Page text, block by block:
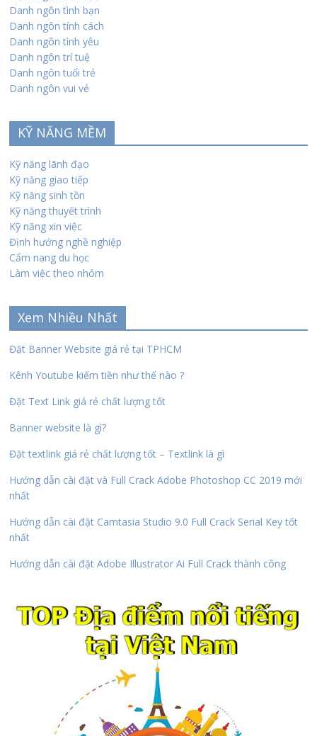
Danh ngôn tình bạn
Danh ngôn tính cách
Danh ngôn tình yêu
Danh ngôn trí tuệ
Danh ngôn tuổi trẻ
Danh ngôn vui vẻ
KỸ NĂNG MỀM
Kỹ năng lãnh đạo
Kỹ năng giao tiếp
Kỹ năng sinh tồn
Kỹ năng thuyết trình
Kỹ năng xin việc
Định hướng nghề nghiệp
Cẩm nang du học
Làm việc theo nhóm
Xem Nhiều Nhất
Đặt Banner Website giá rẻ tại TPHCM
Kênh Youtube kiếm tiền như thế nào ?
Đặt Text Link giá rẻ chất lượng tốt
Banner website là gì?
Đặt textlink giá rẻ chất lượng tốt – Textlink là gì
Hướng dẫn cài đặt và Full Crack Adobe Photoshop CC 2019 mới
nhất
Hướng dẫn cài đặt Camtasia Studio 9.0 Full Crack Serial Key tốt
nhất
Hướng dẫn cài đặt Adobe Illustrator Ai Full Crack thành công